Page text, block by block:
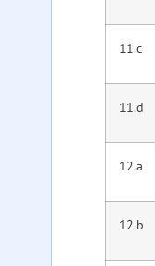
11.c
11.d
12.a
12.b